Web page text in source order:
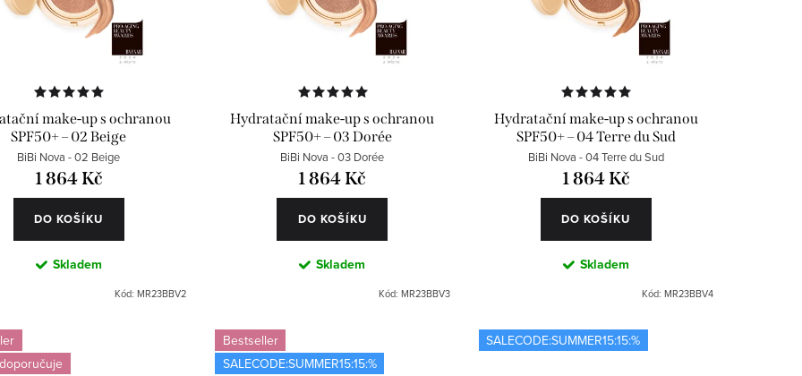
make-up s ochranou
SPF50+ – 02 Beige
BiBi Nova - 02 Beige
1 864 Kč
DO KOŠÍKU
Skladem
Kód: MR23BBV2
Hydratační make-up s ochranou
SPF50+ – 03 Dorée
BiBi Nova - 03 Dorée
1 864 Kč
DO KOŠÍKU
Skladem
Kód: MR23BBV3
Hydratační make-up s ochranou
SPF50+ – 04 Terre du Sud
BiBi Nova - 04 Terre du Sud
1 864 Kč
DO KOŠÍKU
Skladem
Kód: MR23BBV4
Bestseller
SALECODE:SUMMER15:15:%
SALECODE:SUMMER15:15:%